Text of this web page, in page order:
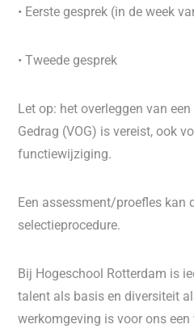
• Eerste gesprek (in de week
• Tweede gesprek
Let op: het overleggen van
Gedrag (VOG) is vereist, ook
functiewijziging.
Een assessment/proefles kan
selectieprocedure.
Bij Hogeschool Rotterdam is
talent als basis en diversiteit
werkomgeving is voor ons